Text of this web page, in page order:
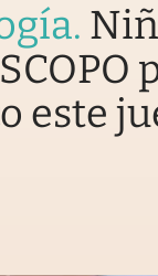
.
este